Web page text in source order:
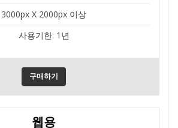
3000px X 2000px 이상
사용기한: 1년
구매하기
웹용